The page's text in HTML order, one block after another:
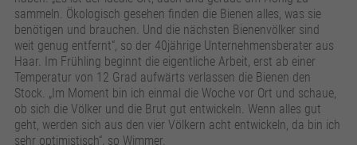
sammeln. Ökologisch gesehen finden die Bienen alles, was sie
benötigen und brauchen. Und die nächsten Bienenvölker sind
weit genug entfernt“, so der 40jährige Unternehmensberater aus
Haar. Im Frühling beginnt die eigentliche Arbeit, erst ab einer
Temperatur von 12 Grad aufwärts verlassen die Bienen den
Stock. „Im Moment bin ich einmal die Woche vor Ort und schaue,
ob sich die Völker und die Brut gut entwickeln. Wenn alles gut
geht, werden sich aus den vier Völkern acht entwickeln, da bin ich
sehr optimistisch“, so Wimmer.